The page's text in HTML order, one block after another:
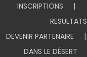
INSCRIPTIONS
RESULTATS
DEVENIR PARTENAIRE
DANS LE DÉSERT